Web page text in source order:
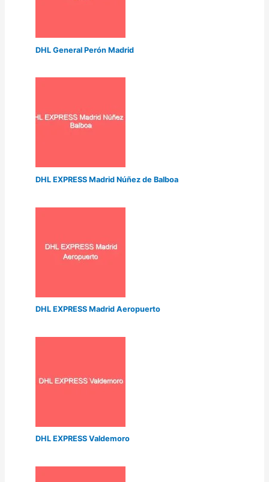
DHL General Perón Madrid
DHL EXPRESS Madrid Núñez de Balboa
DHL EXPRESS Madrid Aeropuerto
DHL EXPRESS Valdemoro